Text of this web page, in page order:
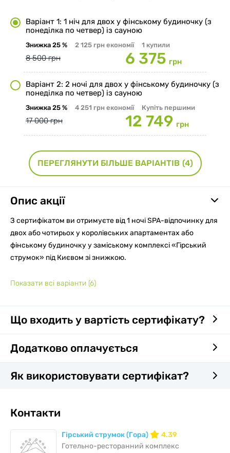
Варіант 1: 1 ніч для двох у фінському будиночку (з
понеділка по четвер) із сауною
Знижка 25 % 2 125 грн економії 1 купили
8 500 грн 6 375 грн
Варіант 2: 2 ночі для двох у фінському будиночку (з
понеділка по четвер) із сауною
Знижка 25 % 4 251 грн економії Купіть першими
17 000 грн 12 749 грн
ПЕРЕГЛЯНУТИ БІЛЬШЕ ВАРІАНТІВ (4)
Опис акції
З сертифікатом ви отримуєте від 1 ночі SPA-відпочинку для
двох або чотирьох у королівських апартаментах або
фінському будиночку у заміському комплексі «Гірський
струмок» під Києвом зі знижкою.
Показати всі варіанти (6)
Що входить у вартість сертифікату?
Додатково оплачується
Як використовувати сертифікат?
Контакти
Гірський струмок (Гора)
4.39
Готельно-ресторанний комплекс